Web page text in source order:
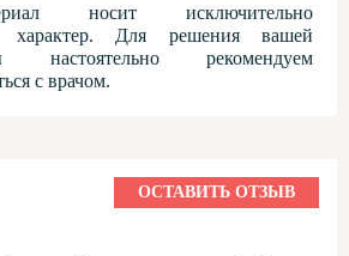
носит исключительно
характер. Для решения вашей
рекомендуем
с врачом.
ОСТАВИТЬ ОТЗЫВ